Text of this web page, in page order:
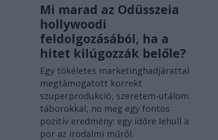
Mi marad az Odüsszeia
hollywoodi
feldolgozásából, ha a
hitet kilúgozzák belőle?
Egy tökéletes marketinghadjárattal
megtámogatott korrekt
szuperprodukció, szeretem-utálom
táborokkal, no meg egy fontos
pozitív eredmény: egy időre lehull a
por az irodalmi műről.